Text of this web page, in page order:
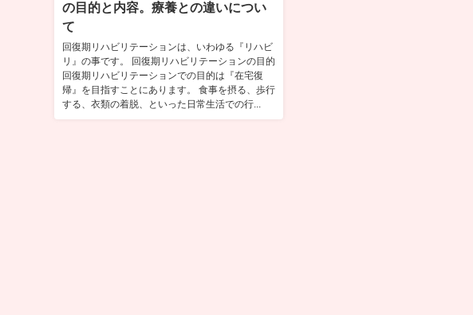
の目的と内容。療養との違いについ
て
回復期リハビリテーションは、いわゆる『リハビ
リ』の事です。 回復期リハビリテーションの目的
回復期リハビリテーションでの目的は『在宅復
帰』を目指すことにあります。 食事を摂る、歩行
する、衣類の着脱、といった日常生活での行...